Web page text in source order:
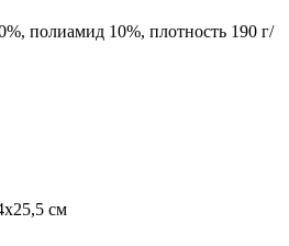
полиамид 10%, плотность 190 г/
см